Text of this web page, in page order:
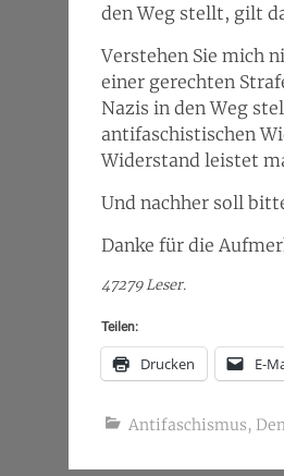
den Weg stellt, gilt
Verstehen Sie mich
einer gerechten
Nazis in den Weg
antifaschistischen
Widerstand leistet
Und nachher soll
Danke für die
47279 Leser.
Teilen:
Drucken E-
Antifaschismus,